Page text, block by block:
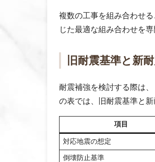
複数の工事を組み合わせ
じた最適な組み合わせを
旧耐震基準と新
耐震補強を検討する際は
の表では、旧耐震基準と
項目
対応地震の想定
倒壊防止基準